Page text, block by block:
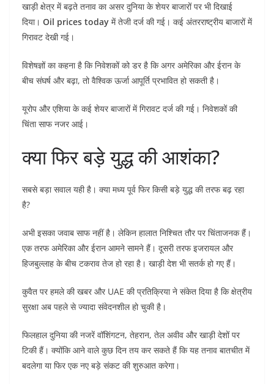
खाड़ी क्षेत्र में बढ़ते तनाव का असर दुनिया के शेयर बाजारों पर भी दिखाई
दिया। Oil prices today में तेजी दर्ज की गई। कई अंतरराष्ट्रीय बाजारों में
गिरावट देखी गई।
विशेषज्ञों का कहना है कि निवेशकों को डर है कि अगर अमेरिका और ईरान के
बीच संघर्ष और बढ़ा, तो वैश्विक ऊर्जा आपूर्ति प्रभावित हो सकती है।
यूरोप और एशिया के कई शेयर बाजारों में गिरावट दर्ज की गई। निवेशकों की
चिंता साफ नजर आई।
क्या फिर बड़े युद्ध की आशंका?
सबसे बड़ा सवाल यही है। क्या मध्य पूर्व फिर किसी बड़े युद्ध की तरफ बढ़ रहा
है?
अभी इसका जवाब साफ नहीं है। लेकिन हालात निश्चित तौर पर चिंताजनक हैं।
एक तरफ अमेरिका और ईरान आमने सामने हैं। दूसरी तरफ इजरायल और
हिजबुल्लाह के बीच टकराव तेज हो रहा है। खाड़ी देश भी सतर्क हो गए हैं।
कुवैत पर हमले की खबर और UAE की प्रतिक्रिया ने संकेत दिया है कि क्षेत्रीय
सुरक्षा अब पहले से ज्यादा संवेदनशील हो चुकी है।
फिलहाल दुनिया की नजरें वॉशिंगटन, तेहरान, तेल अवीव और खाड़ी देशों पर
टिकी हैं। क्योंकि आने वाले कुछ दिन तय कर सकते हैं कि यह तनाव बातचीत में
बदलेगा या फिर एक नए बड़े संकट की शुरुआत करेगा।